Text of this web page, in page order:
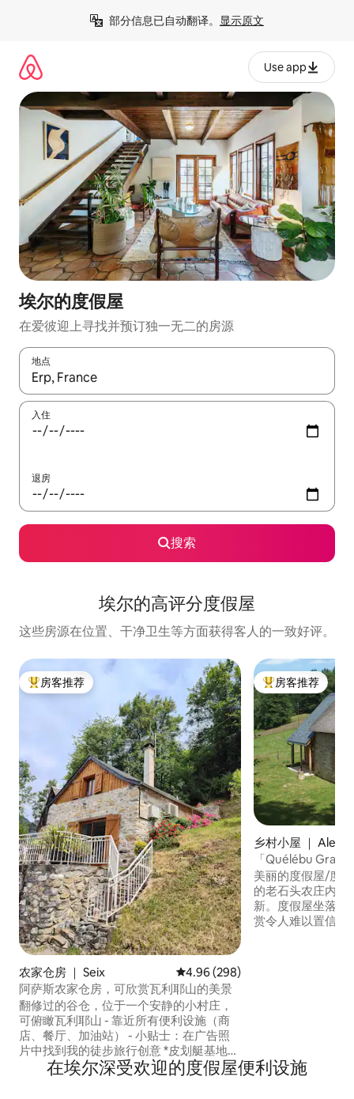
部分信息已自动翻译。 显示原文
Use app
埃尔的度假屋
在爱彼迎上寻找并预订独一无二的房源
地点
如有搜索结果，请使用上下方向键查看，或通过点击或滑动手势
入住
退房
搜索
埃尔的高评分度假屋
这些房源在位置、干净卫生等方面获得客人的一致好评。
热门「房客推荐」
房客推荐
农家仓房 ｜ Seix 平均评分 4.96 分（满分 5 分），
4.96 (298)
阿萨斯农家仓房，可欣赏瓦利耶山的美景
翻修过的谷仓，位于一个安静的小村庄，
可俯瞰瓦利耶山 - 靠近所有便利设施（商
店、餐厅、加油站） - 小贴士：在广告照
片中找到我的徒步旅行创意 *皮划艇基地，
开车2分钟 * 15分钟可达Guzet Neige滑雪
场 * 距离奥吕斯溴泉镇（Aulus les Bains）
热门「房客推荐」
房客推荐
乡村小屋 ｜ Aleu
「Quélébu
美丽的度假屋/度
的老石头农庄内，
新。度假屋坐落在
赏令人难以置信的
在埃尔深受欢迎的度假屋便利设施